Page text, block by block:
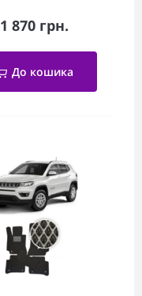
1 870 грн.
До кошика